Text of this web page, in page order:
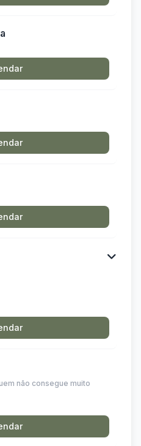
não consegue muito